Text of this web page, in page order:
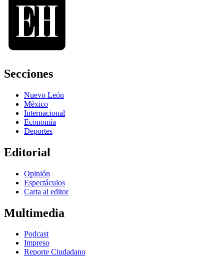
Secciones
Nuevo León
México
Internacional
Economía
Deportes
Editorial
Opinión
Espectáculos
Carta al editor
Multimedia
Podcast
Impreso
Reporte Ciudadano